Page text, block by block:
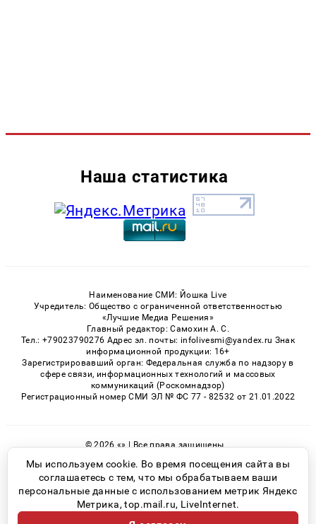
Наша статистика
Наименование СМИ: Йошка Live
Учредитель: Общество с ограниченной ответственностью
«Лучшие Медиа Решения»
Главный редактор: Самохин А. С.
Тел.: +79023790276 Адрес эл. почты: infolivesmi@yandex.ru Знак
информационной продукции: 16+
Зарегистрировавший орган: Федеральная служба по надзору в
сфере связи, информационных технологий и массовых
коммуникаций (Роскомнадзор)
Регистрационный номер СМИ ЭЛ № ФС 77 - 82532 от 21.01.2022
© 2026 «» | Все права защищены
Возрастная категория сайта 16+
Политика конфиденциальности
Мы используем cookie. Во время посещения сайта вы
соглашаетесь с тем, что мы обрабатываем ваши
персональные данные с использованием метрик Яндекс
Метрика, top.mail.ru, LiveInternet.